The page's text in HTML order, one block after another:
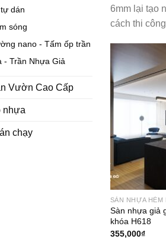
dán
sóng
nano - Tấm ốp trần
- Trần Nhựa Giả
Vườn Cao Cấp
nhựa
chạy
6mm lại tạo
cách thi
SÀN NHỰA HÈM
Sàn nhựa giả
khóa H618
355,000₫